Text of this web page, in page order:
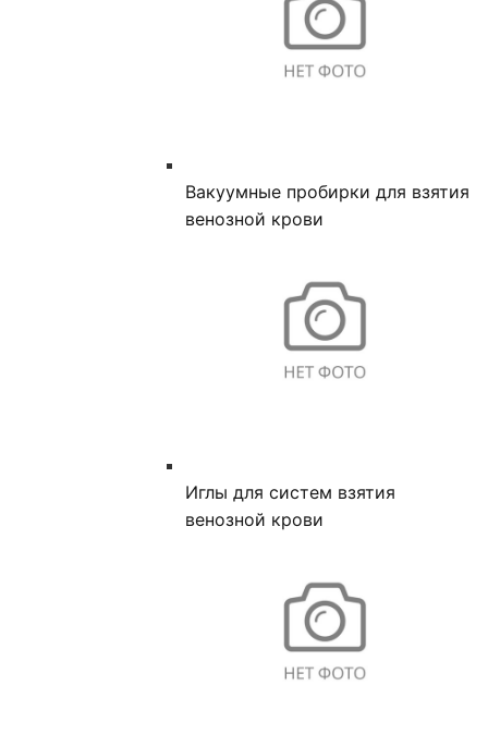
Вакуумные пробирки для взятия
венозной крови
Иглы для систем взятия
венозной крови